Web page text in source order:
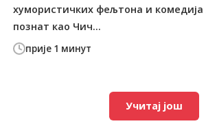
прије 1 минут
хумористичких фељтона и комедија
познат као Чич...
Учитај још